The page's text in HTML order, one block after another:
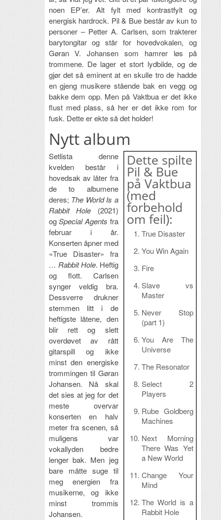
noen EP’er. Alt fylt med kontrastfylt og
energisk hardrock. Pil & Bue består av kun to
personer – Petter A. Carlsen, som trakterer
barytongitar og står for hovedvokalen, og
Gøran V. Johansen som hamrer løs på
trommene. De lager et stort lydbilde, og de
gjør det så eminent at en skulle tro de hadde
en gjeng musikere stående bak en vegg og
bakke dem opp. Men på Vaktbua er det ikke
flust med plass, så her er det ikke rom for
fusk. Dette er ekte så det holder!
Nytt album
Dette spilte
Pil & Bue
på Vaktbua
(med
forbehold
om feil):
True Disaster
You Win Again
Fire
Slave vs
Master
Never Stop
(part 1)
You Are The
Universe
The Resonator
Select 2
Players
Rube Goldberg
Machines
Next Morning
There Was Yet
a New World
Change Your
Mind
The World is a
Rabbit Hole
Setlista denne
kvelden består i
hovedsak av låter fra
de to albumene
deres; The World Is a
Rabbit Hole (2021)
ogSpecial Agents fra
februar i år.
Konserten åpner med
«True Disaster» fra
… Rabbit Hole. Heftig
og flott. Carlsen
synger veldig bra.
Dessverre drukner
stemmen litt i de
heftigste låtene, den
blir rett og slett
overdøvet av rått
gitarspill og ikke
minst den energiske
trommingen til Gøran
Johansen. Nå skal
det sies at jeg for det
meste overvar
konserten en halv
meter fra scenen, så
muligens var
vokallyden bedre
lenger bak. Men jeg
bare måtte suge til
meg energien fra
musikerne, og ikke
minst trommis
Johansen.